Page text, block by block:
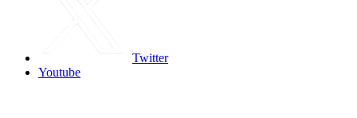
Twitter
Youtube